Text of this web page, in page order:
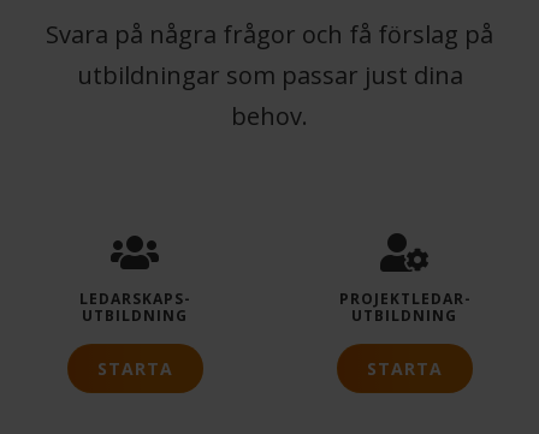
Svara på några frågor och få förslag på
utbildningar som passar just dina
behov.
LEDARSKAPS­
UTBILDNING
STARTA
PROJEKTLEDAR­
UTBILDNING
STARTA